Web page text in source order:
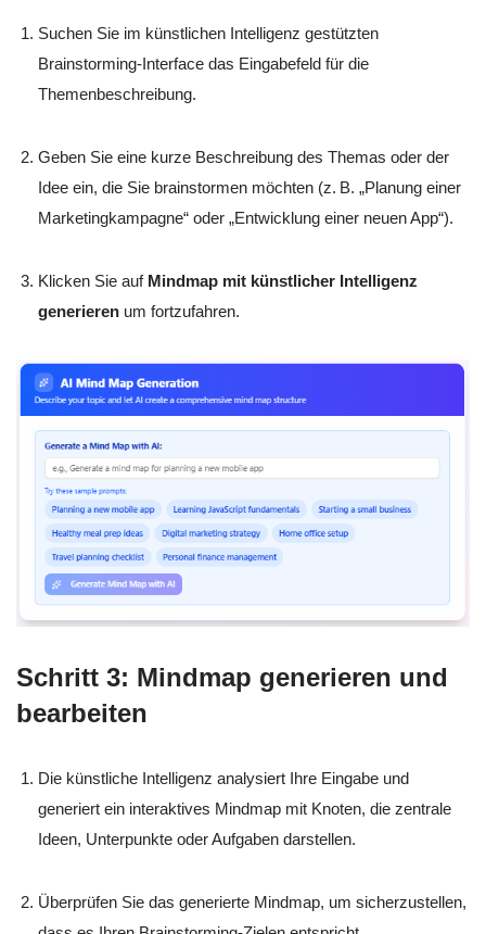
Suchen Sie im künstlichen Intelligenz gestützten
Brainstorming-Interface das Eingabefeld für die
Themenbeschreibung.
Geben Sie eine kurze Beschreibung des Themas oder der
Idee ein, die Sie brainstormen möchten (z. B. „Planung einer
Marketingkampagne“ oder „Entwicklung einer neuen App“).
Klicken Sie auf Mindmap mit künstlicher Intelligenz
generieren um fortzufahren.
Schritt 3: Mindmap generieren und
bearbeiten
Die künstliche Intelligenz analysiert Ihre Eingabe und
generiert ein interaktives Mindmap mit Knoten, die zentrale
Ideen, Unterpunkte oder Aufgaben darstellen.
Überprüfen Sie das generierte Mindmap, um sicherzustellen,